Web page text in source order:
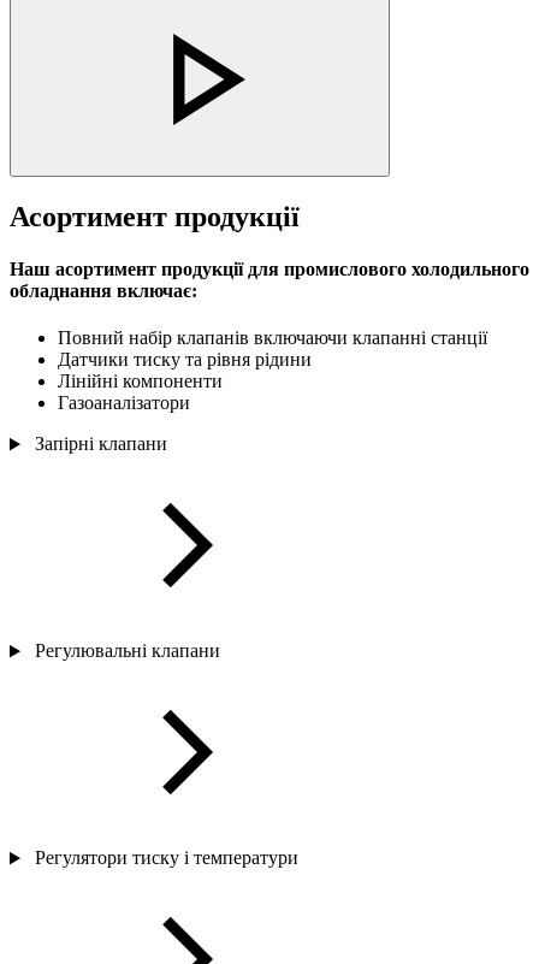
Асортимент продукції
Наш асортимент продукції для промислового холодильного
обладнання включає:
Повний набір клапанів включаючи клапанні станції
Датчики тиску та рівня рідини
Лінійні компоненти
Газоаналізатори
Запірні клапани
Регулювальні клапани
Регулятори тиску і температури